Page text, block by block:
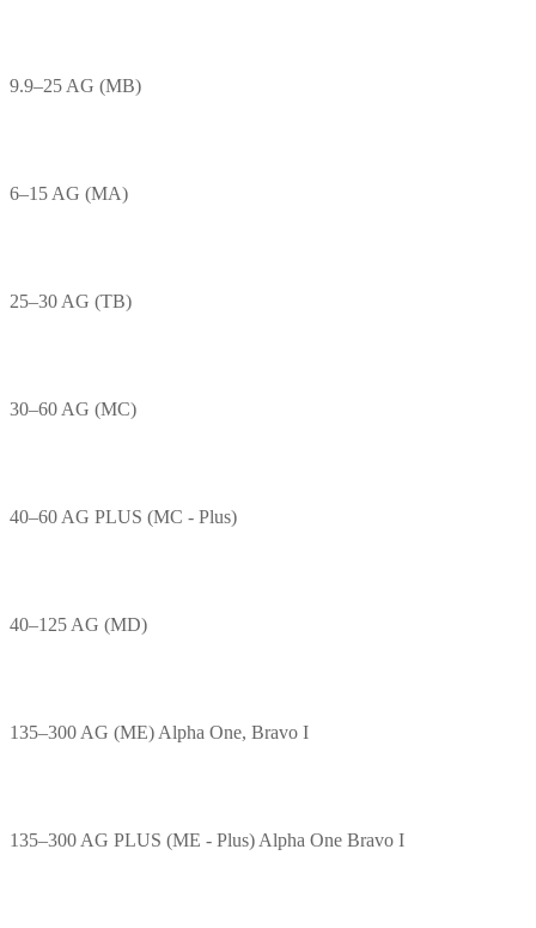
9.9–25 AG (MB)
6–15 AG (MA)
25–30 AG (TB)
30–60 AG (MC)
40–60 AG PLUS (MC - Plus)
40–125 AG (MD)
135–300 AG (ME) Alpha One, Bravo I
135–300 AG PLUS (ME - Plus) Alpha One Bravo I